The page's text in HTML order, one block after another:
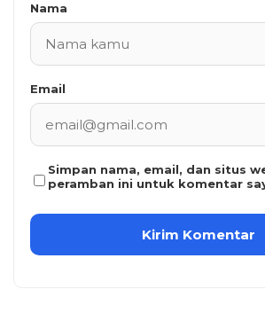
Nama
Email
Simpan nama, email, dan situs
peramban ini untuk komentar